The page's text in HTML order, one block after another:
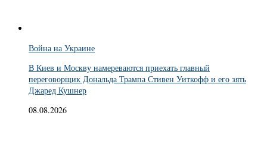
Война на Украине
В Киев и Москву намереваются приехать главный
переговорщик Дональда Трампа Стивен Уиткофф и его зять
Джаред Кушнер
08.08.2026